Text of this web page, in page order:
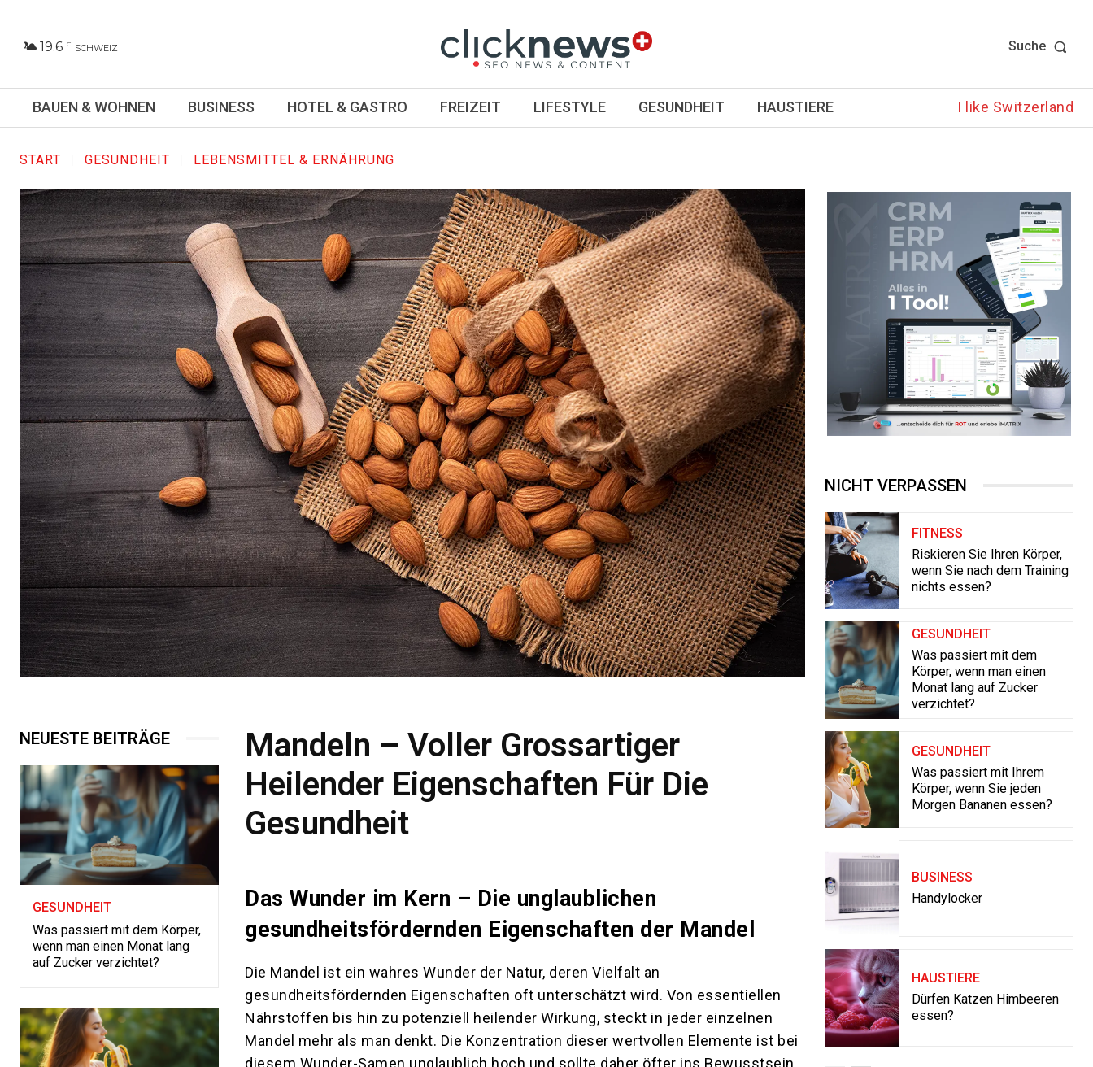
19.6 C SCHWEIZ Suche
BAUEN & WOHNEN BUSINESS HOTEL & GASTRO FREIZEIT LIFESTYLE GESUNDHEIT HAUSTIERE I like Switzerland
START GESUNDHEIT LEBENSMITTEL & ERNÄHRUNG
NEUESTE BEITRÄGE
GESUNDHEIT
Was passiert mit dem Körper,
wenn man einen Monat lang
auf Zucker verzichtet?
Mandeln – Voller Grossartiger
Heilender Eigenschaften Für Die
Gesundheit
Das Wunder im Kern – Die unglaublichen
gesundheitsfördernden Eigenschaften der Mandel
Die Mandel ist ein wahres Wunder der Natur, deren Vielfalt an
gesundheitsfördernden Eigenschaften oft unterschätzt wird. Von essentiellen
Nährstoffen bis hin zu potenziell heilender Wirkung, steckt in jeder einzelnen
Mandel mehr als man denkt. Die Konzentration dieser wertvollen Elemente ist bei
diesem Wunder-Samen unglaublich hoch und sollte daher öfter ins Bewusstsein
NICHT VERPASSEN
FITNESS
Riskieren Sie Ihren Körper,
wenn Sie nach dem Training
nichts essen?
GESUNDHEIT
Was passiert mit dem
Körper, wenn man einen
Monat lang auf Zucker
verzichtet?
GESUNDHEIT
Was passiert mit Ihrem
Körper, wenn Sie jeden
Morgen Bananen essen?
BUSINESS
Handylocker
HAUSTIERE
Dürfen Katzen Himbeeren
essen?